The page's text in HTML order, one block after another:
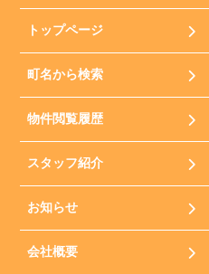
トップページ
町名から検索
物件閲覧履歴
スタッフ紹介
お知らせ
会社概要